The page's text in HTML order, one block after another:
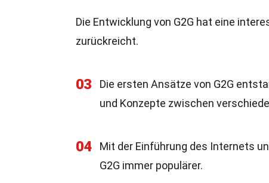
Die Entwicklung von G2G hat eine
zurückreicht.
03
Die ersten Ansätze von G2G
und Konzepte zwischen
04
Mit der Einführung des Internets
G2G immer populärer.